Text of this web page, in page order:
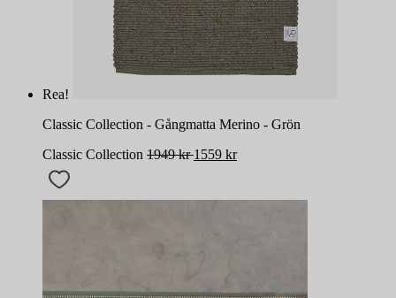
Rea!
Classic Collection - Gångmatta Merino - Grön
Classic Collection 1949kr 1559 kr